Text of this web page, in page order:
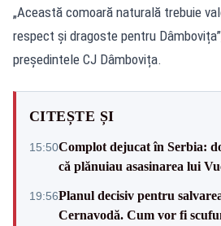
„Această comoară naturală trebuie
respect și dragoste pentru
președintele CJ Dâmbovița.
CITEȘTE ȘI
15:50Complot dejucat în Serbia:
că plănuiau asasinarea lui
19:56Planul decisiv pentru
Cernavodă. Cum vor fi